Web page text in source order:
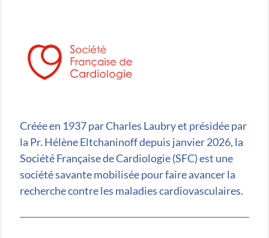
Créée en 1937 par Charles Laubry et présidée par
la Pr. Hélène Eltchaninoff depuis janvier 2026, la
Société Française de Cardiologie (SFC) est une
société savante mobilisée pour faire avancer la
recherche contre les maladies cardiovasculaires.